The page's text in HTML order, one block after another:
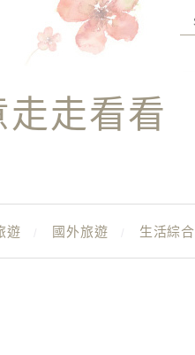
走看看
遊 國外旅遊 生活綜合